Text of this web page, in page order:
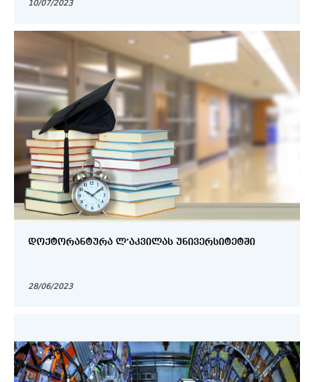
10/07/2023
ᲓᲝᲥᲢᲝᲠᲐᲜᲢᲣᲠᲐ Ლ’ᲐᲙᲕᲘᲚᲐᲡ ᲣᲜᲘᲕᲔᲠᲡᲘᲢᲔᲢᲨᲘ
28/06/2023